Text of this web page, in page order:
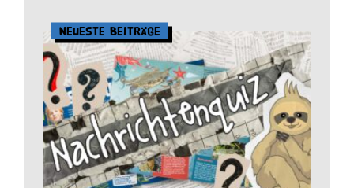
Neueste Beiträge